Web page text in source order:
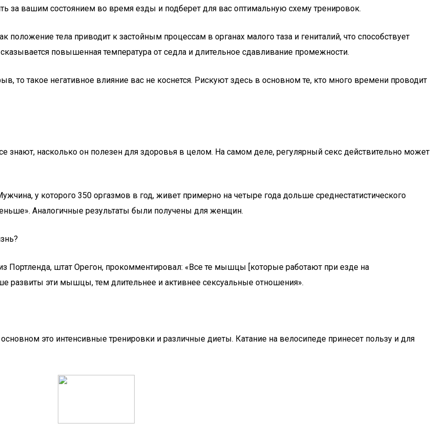
за вашим состоянием во время езды и подберет для вас оптимальную схему тренировок.
положение тела приводит к застойным процессам в органах малого таза и гениталий, что способствует
повышенная температура от седла и длительное сдавливание промежности.
то такое негативное влияние вас не коснется. Рискуют здесь в основном те, кто много времени проводит
знают, насколько он полезен для здоровья в целом. На самом деле, регулярный секс действительно может
у которого 350 оргазмов в год, живет примерно на четыре года дольше среднестатистического
Аналогичные результаты были получены для женщин.
Портленда, штат Орегон, прокомментировал: «Все те мышцы [которые работают при езде на
развиты эти мышцы, тем длительнее и активнее сексуальные отношения».
это интенсивные тренировки и различные диеты. Катание на велосипеде принесет пользу и для